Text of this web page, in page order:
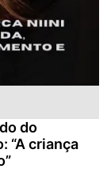
do
“A criança